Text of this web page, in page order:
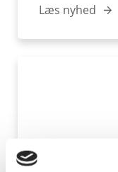
Læs nyhed
A/S